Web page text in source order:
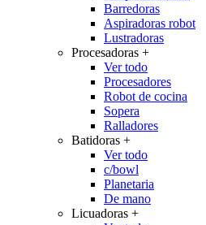
Barredoras
Aspiradoras robot
Lustradoras
Procesadoras +
Ver todo
Procesadores
Robot de cocina
Sopera
Ralladores
Batidoras +
Ver todo
c/bowl
Planetaria
De mano
Licuadoras +